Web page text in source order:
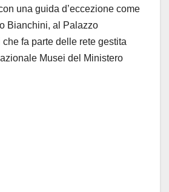
una guida d’eccezione come
Bianchini, al Palazzo
fa parte delle rete gestita
Musei del Ministero